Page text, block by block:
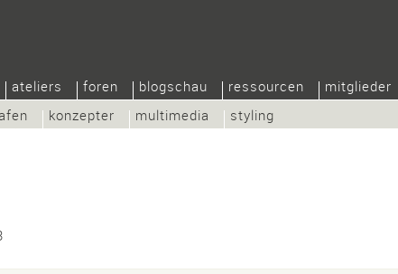
konzepter multimedia styling
ateliers foren blogschau ressourcen mitglieder